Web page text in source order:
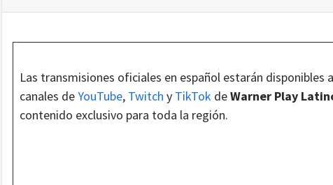
Las transmisiones oficiales en español estarán disponibles
canales deYouTube, Twitch y TikTok deWarner Play
contenido exclusivo para toda la región.